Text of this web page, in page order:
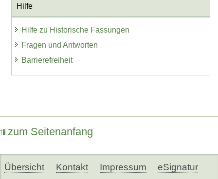
Hilfe
Hilfe zu Historische Fassungen
Fragen und Antworten
Barrierefreiheit
zum Seitenanfang
Übersicht Kontakt Impressum eSignatur